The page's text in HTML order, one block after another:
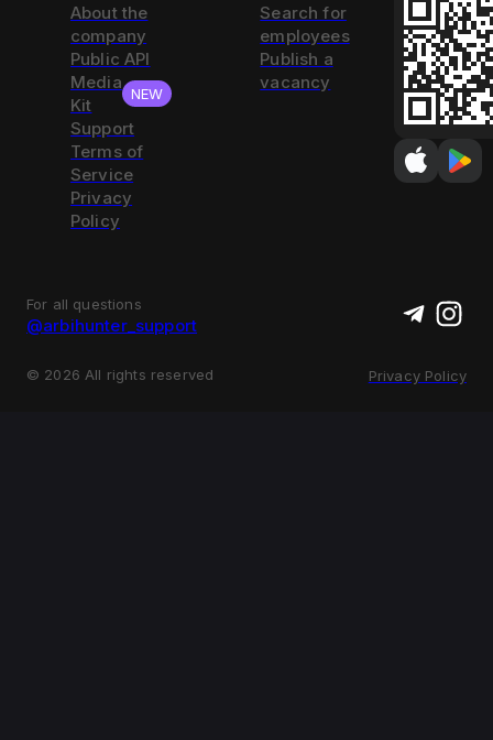
About the
company
Public API
Media
Kit
NEW
Support
Terms of
Service
Privacy
Policy
Search for
employees
Publish a
vacancy
For all questions
@arbihunter_support
© 2026 All rights reserved Privacy Policy